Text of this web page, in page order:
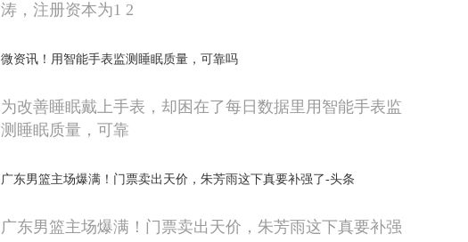
涛，注册资本为1 2
微资讯！用智能手表监测睡眠质量，可靠吗
为改善睡眠戴上手表，却困在了每日数据里用智能手表监
测睡眠质量，可靠
广东男篮主场爆满！门票卖出天价，朱芳雨这下真要补强了-头条
广东男篮主场爆满！门票卖出天价，朱芳雨这下真要补强